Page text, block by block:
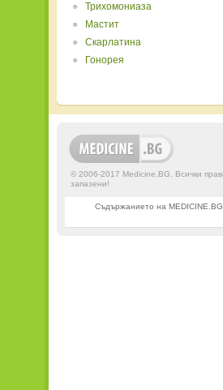
Трихомониаза
Мастит
Скарлатина
Гонорея
© 2006-2017 Medicine.BG. Всички
запазени!
Съдържанието на